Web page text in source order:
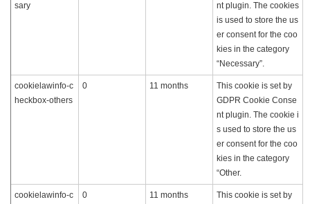
sary
nt plugin. The cookies
is used to store the us
er consent for the coo
kies in the category
“Necessary”.
cookielawinfo-c
heckbox-others
0 11 months
This cookie is set by
GDPR Cookie Conse
nt plugin. The cookie i
s used to store the us
er consent for the coo
kies in the category
“Other.
cookielawinfo-c
0 11 months
This cookie is set by